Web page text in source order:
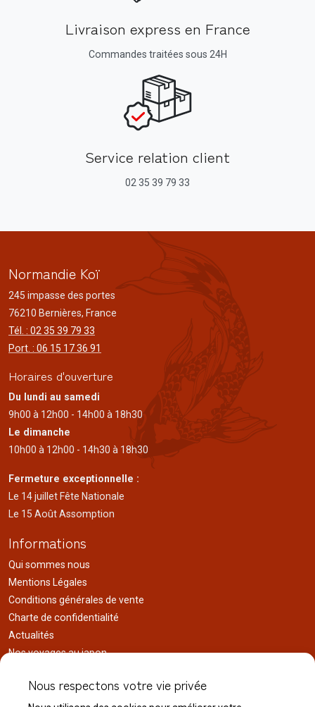
Livraison express en France
Commandes traitées sous 24H
Service relation client
02 35 39 79 33
Normandie Koï
245 impasse des portes
76210 Bernières, France
Tél. : 02 35 39 79 33
Port. : 06 15 17 36 91
Horaires d'ouverture
Du lundi au samedi
9h00 à 12h00 - 14h00 à 18h30
Le dimanche
10h00 à 12h00 - 14h30 à 18h30
Fermeture exceptionnelle :
Le 14 juillet Fête Nationale
Le 15 Août Assomption
Informations
Qui sommes nous
Mentions Légales
Conditions générales de vente
Charte de confidentialité
Actualités
Nos voyages au japon
Liens utiles
Nous respectons votre vie privée